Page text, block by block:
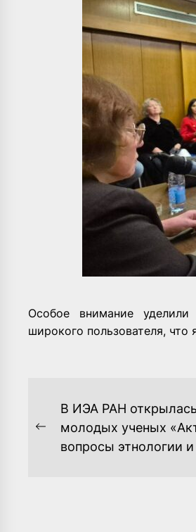
Особое внимание
широкого пользователя,
НАВИГАЦИЯ
ПО
ЗАПИСЯМ
Previous
post:
В ИЭА РАН
молодых ученых
вопросы этнологии